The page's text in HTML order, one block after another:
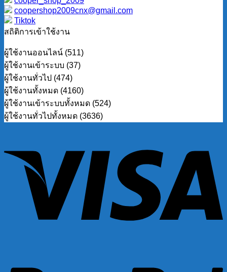
coopershop2009cnx@gmail.com
Tiktok
สถิติการเข้าใช้งาน
ผู้ใช้งานออนไลน์ (511)
ผู้ใช้งานเข้าระบบ (37)
ผู้ใช้งานทั่วไป (474)
ผู้ใช้งานทั้งหมด (4160)
ผู้ใช้งานเข้าระบบทั้งหมด (524)
ผู้ใช้งานทั่วไปทั้งหมด (3636)